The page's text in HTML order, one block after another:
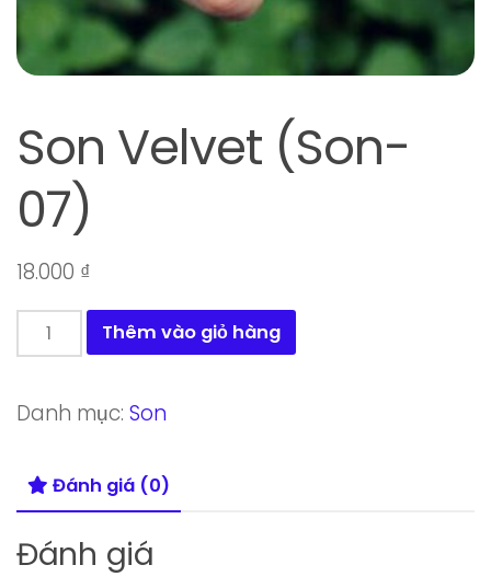
Son Velvet (Son-
07)
18.000 ₫
Son
Velvet
07)
lượng
Thêm vào giỏ hàng
Danh mục: Son
Đánh giá (0)
Đánh giá